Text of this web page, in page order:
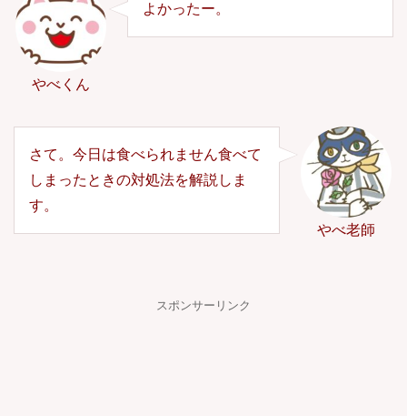
やべくん
よかったー。
やべ老師
さて。今日は食べられません食べて
しまったときの対処法を解説しま
す。
スポンサーリンク